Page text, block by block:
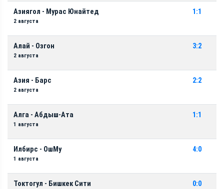
Азиягол - Мурас Юнайтед
2 августа
1:1
Алай - Озгон
2 августа
3:2
Азия - Барс
2 августа
2:2
Алга - Абдыш-Ата
1 августа
1:1
Илбирс - ОшМу
1 августа
4:0
Токтогул - Бишкек Сити 0:0